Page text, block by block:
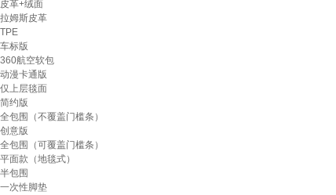
皮革+绒面
拉姆斯皮革
TPE
车标版
360航空软包
动漫卡通版
仅上层毯面
简约版
全包围（不覆盖门槛条）
创意版
全包围（可覆盖门槛条）
平面款（地毯式）
半包围
一次性脚垫